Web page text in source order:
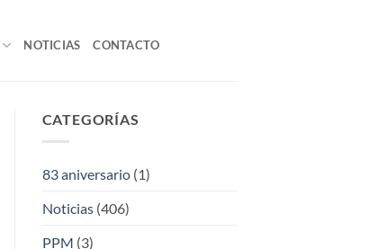
NOTICIAS CONTACTO
CATEGORÍAS
83 aniversario(1)
Noticias(406)
PPM (3)